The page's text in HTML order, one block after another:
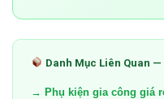
Danh Mục Liên Quan
→ Phụ kiện gia công giá